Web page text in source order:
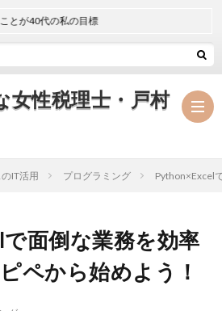
女性税理士・戸村
ロ
事
の私の目標
IT活用 プログラミング Python×Excel
面倒な業務を効率
ペから始めよう！